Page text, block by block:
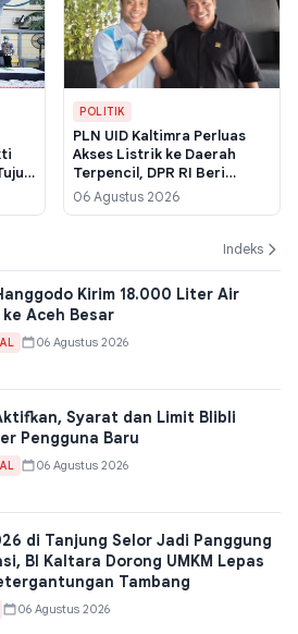
POLITIK
PLN UID Kaltimra Perluas
Akses Listrik ke Daerah
Terpencil, DPR RI Beri
Dukungan Penuh
06 Agustus 2026
Indeks
Kirim 18.000 Liter Air
Aceh Besar
06 Agustus 2026
Syarat dan Limit Blibli
Pengguna Baru
06 Agustus 2026
di Tanjung Selor Jadi Panggung
BI Kaltara Dorong UMKM Lepas
Tambang
06 Agustus 2026